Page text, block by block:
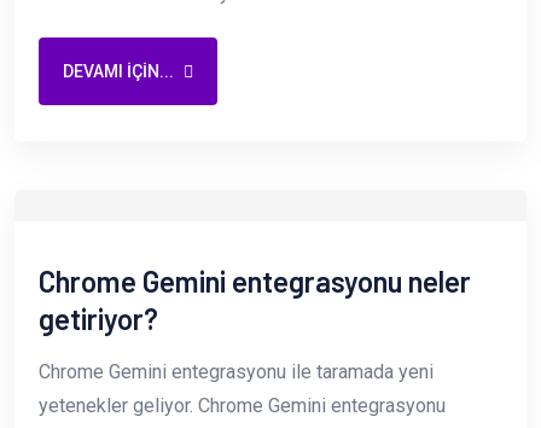
DEVAMI IÇIN...
Chrome Gemini entegrasyonu neler
getiriyor?
Chrome Gemini entegrasyonu ile taramada yeni
yetenekler geliyor. Chrome Gemini entegrasyonu